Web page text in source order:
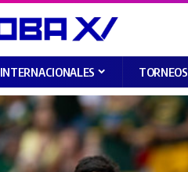
INTERNACIONALES TORNEOS